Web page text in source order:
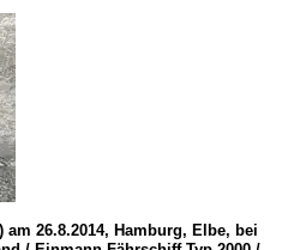
am 26.8.2014, Hamburg, Elbe, bei